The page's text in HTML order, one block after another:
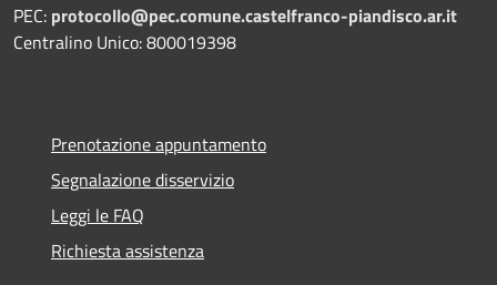
PEC: protocollo@pec.comune.castelfranco-piandisco.ar.it
Centralino Unico: 800019398
Prenotazione appuntamento
Segnalazione disservizio
Leggi le FAQ
Richiesta assistenza